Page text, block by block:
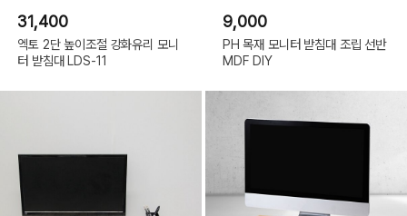
31,400
엑토 2단 높이조절 강화유리 모니
터 받침대 LDS-11
9,000
PH 목재 모니터 받침대 조립 선반
MDF DIY